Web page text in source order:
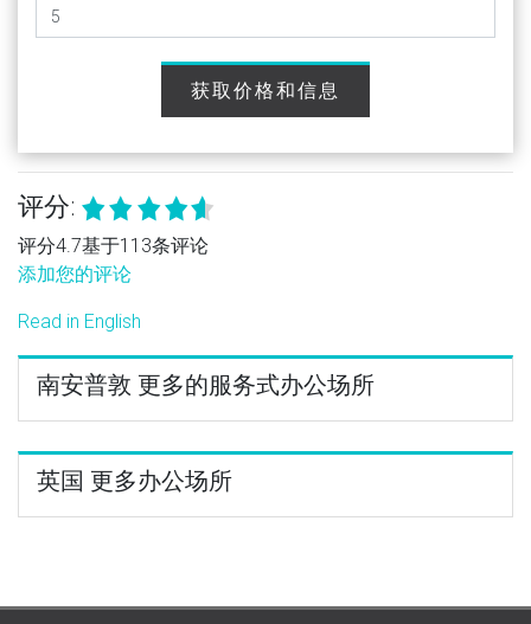
获取价格和信息
评分:
评分4.7基于113条评论
添加您的评论
Read in English
南安普敦 更多的服务式办公场所
英国 更多办公场所